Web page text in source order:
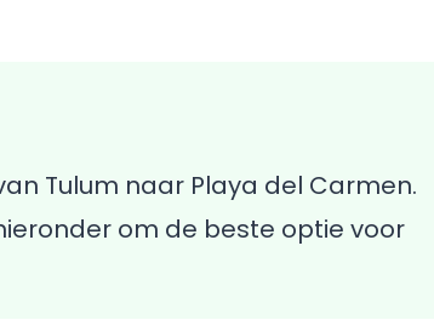
Tulum naar Playa del Carmen.
om de beste optie voor